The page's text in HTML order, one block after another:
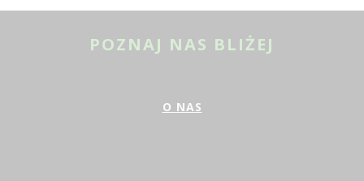
POZNAJ NAS BLIŻEJ
O NAS